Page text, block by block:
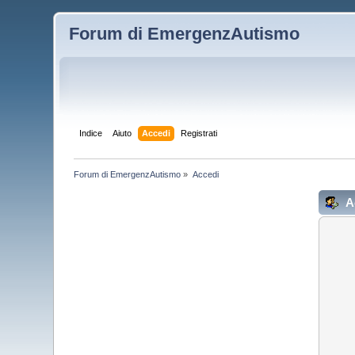
Forum di EmergenzAutismo
Indice Aiuto Accedi Registrati
Forum di EmergenzAutismo » Accedi